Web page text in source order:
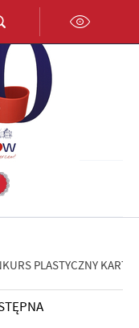
PLASTYCZNY